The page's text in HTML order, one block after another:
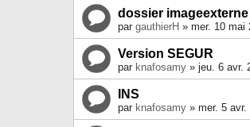
dossier imageexterne
par gauthierH » mer. 10 mai
Version SEGUR
par knafosamy » jeu. 6 avr.
INS
par knafosamy » mer. 5 avr.